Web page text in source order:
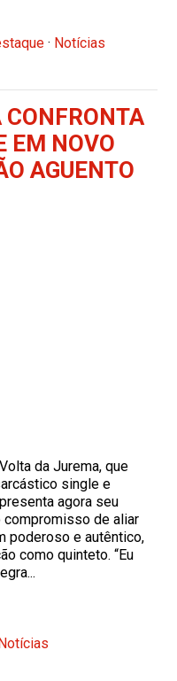
· Notícias
EM NOVO
AGUENTO
da Jurema, que
single e
agora seu
compromisso de aliar
poderoso e autêntico,
como quinteto. “Eu